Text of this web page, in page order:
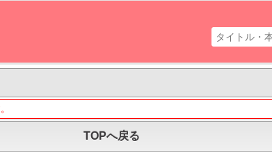
TOPへ戻る